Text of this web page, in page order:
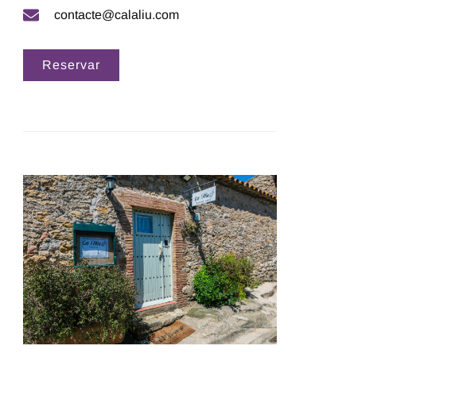
contacte@calaliu.com
Reservar